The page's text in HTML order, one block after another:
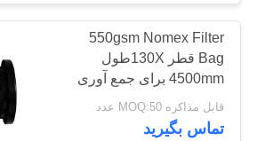
کیسه های فیلتر
53
550gsm Nomex Filter
Bag قطر 130Xطول
4500mm برای جمع آوری
گرد و غبار صنعتی
قابل مذاکره MOQ:50 عدد
تماس بگیرید